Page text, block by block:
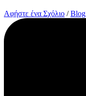
Αφήστε ένα Σχόλιο /Blog